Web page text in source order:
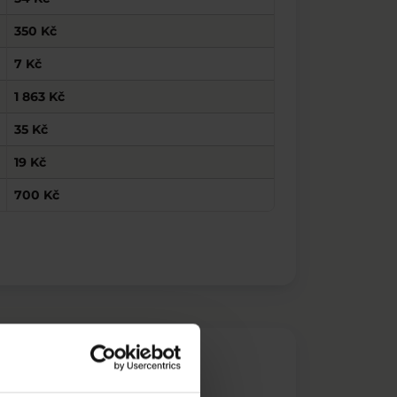
350 Kč
7 Kč
1 863 Kč
35 Kč
19 Kč
700 Kč